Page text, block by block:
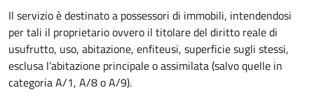
Il servizio è destinato a possessori di immobili, intendendosi
per tali il proprietario ovvero il titolare del diritto reale di
usufrutto, uso, abitazione, enfiteusi, superficie sugli stessi,
esclusa l’abitazione principale o assimilata (salvo quelle in
categoria A/1, A/8 o A/9).